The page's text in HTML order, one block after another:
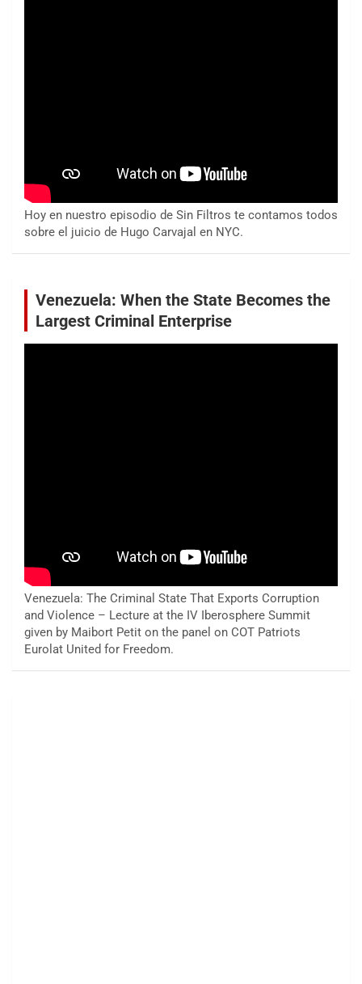
Hoy en nuestro episodio de Sin Filtros te contamos todos
sobre el juicio de Hugo Carvajal en NYC.
Venezuela: When the State Becomes the
Largest Criminal Enterprise
Venezuela: The Criminal State That Exports Corruption
and Violence – Lecture at the IV Iberosphere Summit
given by Maibort Petit on the panel on COT Patriots
Eurolat United for Freedom.